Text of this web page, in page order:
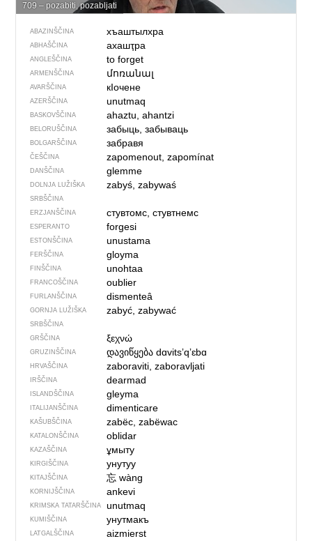
709 – pozabiti, pozabljati
ABAZINŠČINA хъаштылхра
ABHAŠČINA ахашҭра
ANGLEŠČINA to forget
ARMENŠČINA մոռանալ
AVARŠČINA кIочене
AZERŠČINA unutmaq
BASKOVŠČINA ahaztu, ahantzi
BELORUŠČINA забыць, забываць
BOLGARŠČINA забравя
ČEŠČINA zapomenout, zapomínat
DANŠČINA glemme
DOLNJA LUŽIŠKA
SRBŠČINA
zabyś, zabywaś
ERZJANŠČINA стувтомс, стувтнемс
ESPERANTO forgesi
ESTONŠČINA unustama
FERŠČINA gloyma
FINŠČINA unohtaa
FRANCOŠČINA oublier
FURLANŠČINA dismenteâ
GORNJA LUŽIŠKA
SRBŠČINA
zabyć, zabywać
GRŠČINA ξεχνώ
GRUZINŠČINA დავიწყებაdɑvitsʼqʼɛbɑ
HRVAŠČINA zaboraviti, zaboravljati
IRŠČINA dearmad
ISLANDŠČINA gleyma
ITALIJANŠČINA dimenticare
KAŠUBŠČINA zabëc, zabëwac
KATALONŠČINA oblidar
KAZAŠČINA ұмыту
KIRGIŠČINA унутуу
KITAJŠČINA 忘wàng
KORNIJŠČINA ankevi
KRIMSKA TATARŠČINA unutmaq
KUMIŠČINA унутмакъ
LATGALŠČINA aizmierst